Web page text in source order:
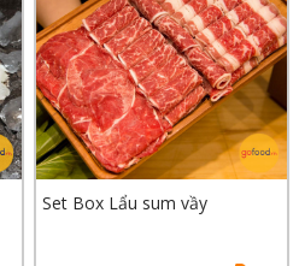
Set Box Lẩu sum vầy